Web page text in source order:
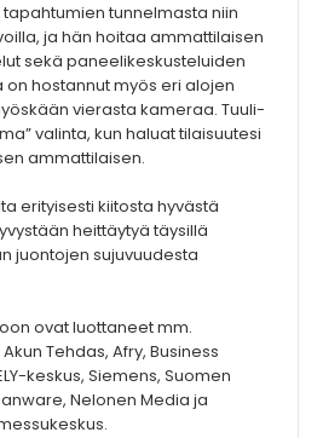
tunnelmasta niin
ja hän hoitaa ammattilaisen
sekä paneelikeskusteluiden
on hostannut myös eri alojen
vierasta kameraa. Tuuli-
valinta, kun haluat tilaisuutesi
ammattilaisen.
erityisesti kiitosta hyvästä
heittäytyä täysillä
juontojen sujuvuudesta
ovat luottaneet mm.
Tehdas, Afry, Business
keskus, Siemens, Suomen
Nelonen Media ja